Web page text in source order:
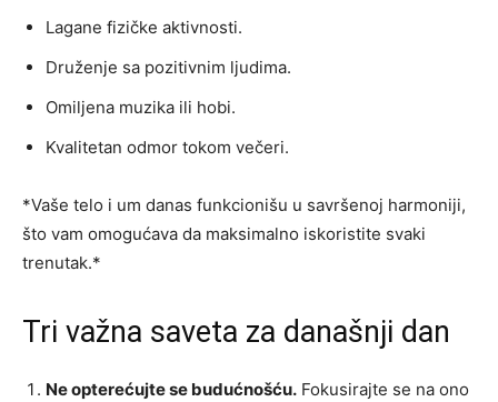
Lagane fizičke aktivnosti.
Druženje sa pozitivnim ljudima.
Omiljena muzika ili hobi.
Kvalitetan odmor tokom večeri.
*Vaše telo i um danas funkcionišu u savršenoj harmoniji,
što vam omogućava da maksimalno iskoristite svaki
trenutak.*
Tri važna saveta za današnji dan
Ne opterećujte se budućnošću. Fokusirajte se na ono